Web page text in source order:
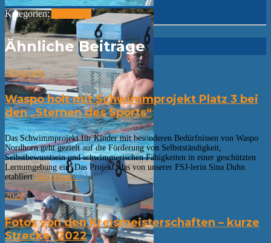
Kategorien:
Ähnliche Beiträge
Allgemein
Waspo holt mit Schwimmprojekt Platz 3 bei
den „Sternen des Sports“
Das Schwimmprojekt für Kinder mit besonderen Bedürfnissen von Waspo
Nordhorn geht gezielt auf die Förderung von Selbstständigkeit,
Selbstbewusstsein und schwimmerischen Fähigkeiten in einer geschützten
Lernumgebung ein. Das Projekt, das von unserer FSJ-lerin Sina Duhn
etabliert Weiterlesen…
2022
Fotos von den Kreismeisterschaften – kurze
Strecke- 2022